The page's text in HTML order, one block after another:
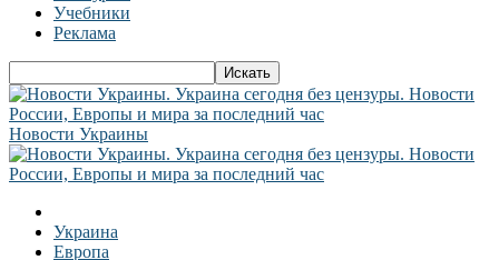
Учебники
Реклама
Новости Украины
Украина
Европа